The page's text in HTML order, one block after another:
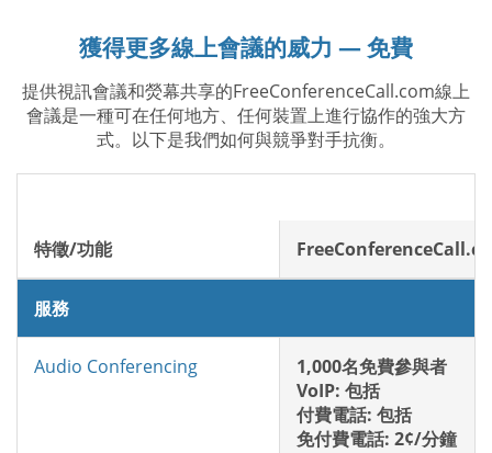
獲得更多線上會議的威力 — 免費
提供視訊會議和熒幕共享的FreeConferenceCall.com線上
會議是一種可在任何地方、任何裝置上進行協作的強大方
式。以下是我們如何與競爭對手抗衡。
特徵/功能
服務
Audio Conferencing
1,000名免費參與者
VoIP: 包括
付費電話: 包括
免付費電話: 2¢/分鐘